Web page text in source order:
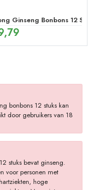
Ginseng Bonbons 12
bonbons 12 stuks kan
door gebruikers van 18
stuks bevat ginseng.
voor personen met
hoge